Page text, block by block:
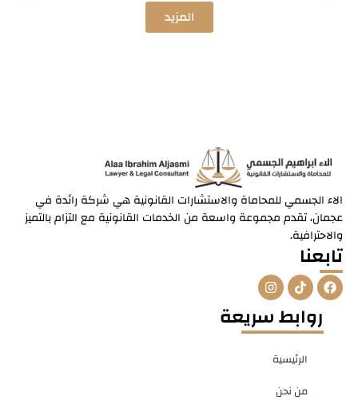
المزيد
الاء الجسمي للمحاماة والاستشارات القانونية هي شركة رائدة في
عجمان، تقدم مجموعة واسعة من الخدمات القانونية مع التزام بالتميز
والاحترافية.
تابعنا
F
a
c
b
T
i
k
t
o
I
n
s
t
a
روابط سريعة
الرئيسية
من نحن